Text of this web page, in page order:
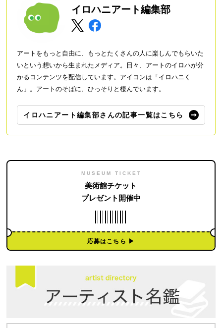
イロハニアート編集部
アートをもっと自由に、もっとたくさんの人に楽しんでもらいた
いという想いから生まれたメディア。日々、アートのイロハが分
かるコンテンツを配信しています。アイコンは「イロハニく
ん」。アートのそばに、ひっそりと棲んでいます。
イロハニアート編集部さんの記事一覧はこちら
MUSEUM TICKET
美術館チケット
プレゼント開催中
応募はこちら ▶︎